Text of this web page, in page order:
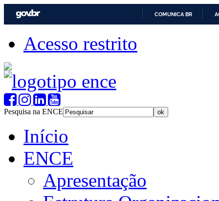
COMUNICA BR
Acesso restrito
Pesquisa na ENCE
Início
ENCE
Apresentação